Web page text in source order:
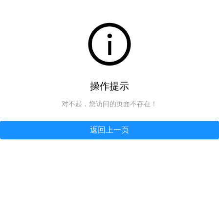
操作提示
对不起，您访问的页面不存在！
返回上一页